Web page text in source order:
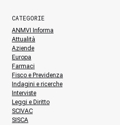
CATEGORIE
ANMVI Informa
Attualità
Aziende
Europa
Farmaci
Fisco e Previdenza
Indagini e ricerche
Interviste
Leggi e Diritto
SCIVAC
SISCA